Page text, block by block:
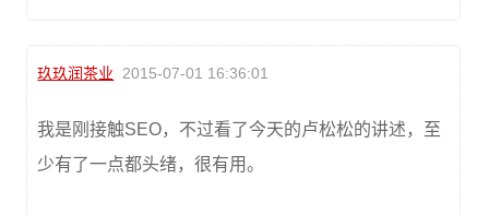
玖玖润茶业 2015-07-01 16:36:01
我是刚接触SEO，不过看了今天的卢松松的讲述，至
少有了一点都头绪，很有用。